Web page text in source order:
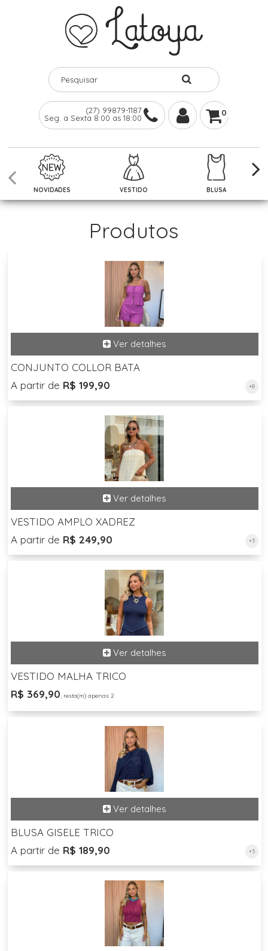
(27) 99879-1187
Seg. a Sexta 8:00 as 18:00
0
NOVIDADES VESTIDO BLUSA
Produtos
CONJUNTO COLLOR BATA
A partir de R$ 199,90 +8
VESTIDO AMPLO XADREZ
A partir de R$ 249,90 +3
VESTIDO MALHA TRICO
R$ 369,90, resta(m) apenas 2
BLUSA GISELE TRICO
A partir de R$ 189,90 +3